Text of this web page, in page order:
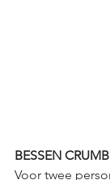
BESSEN
Voor twee